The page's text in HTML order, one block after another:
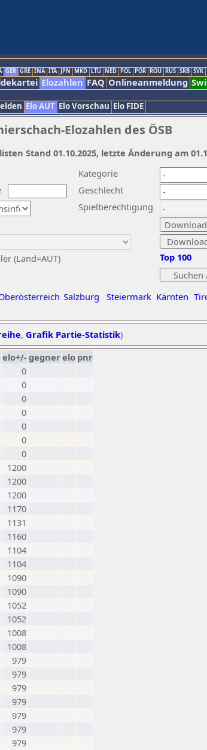
GER GRE INA ITA JPN MKD LTU NED POL POR ROU RUS SRB SVK
Elozahlen FAQ Onlineanmeldung
Elo AUT Elo Vorschau Elo FIDE
Elozahlen des ÖSB
Kategorie
Geschlecht
(Land=AUT)
Spielberechtigung
Salzburg Steiermark Kärnten
Top 100
Stand 01.10.2025, letzte Änderung am
, Grafik Partie-Statistik)
elo+/-gegnerelo pnr
0
0
0
0
0
0
0
1200
1200
1200
1170
1131
1160
1104
1104
1090
1090
1052
1052
1008
1008
979
979
979
979
979
979
979